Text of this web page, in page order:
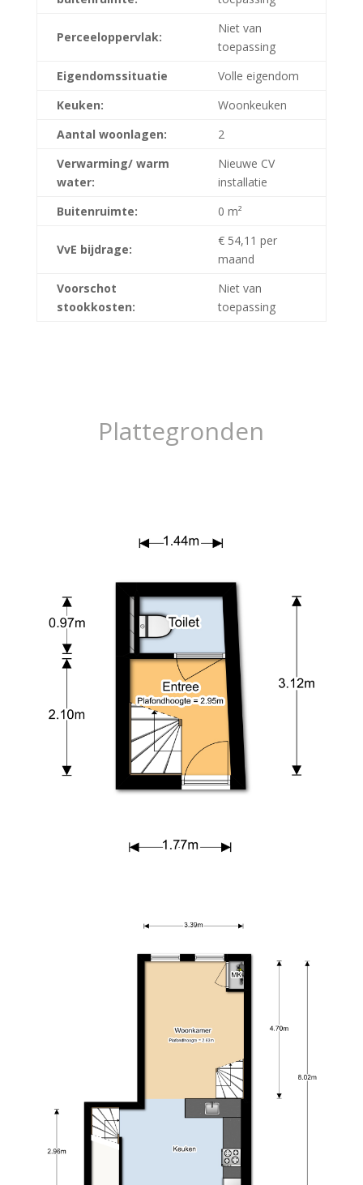
Perceeloppervlak:
Niet van
toepassing
Eigendomssituatie
Volle eigendom
Keuken:
Woonkeuken
Aantal woonlagen:
2
Verwarming/ warm
water:
Nieuwe CV
installatie
Buitenruimte:
0 m²
VvE bijdrage:
€ 54,11 per
maand
Voorschot
stookkosten:
Niet van
toepassing
Plattegronden